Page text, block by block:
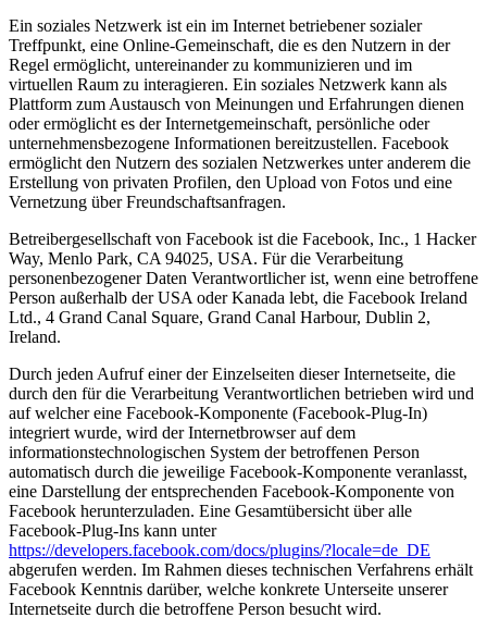
Ein soziales Netzwerk ist ein im Internet betriebener sozialer
Treffpunkt, eine Online-Gemeinschaft, die es den Nutzern in der
Regel ermöglicht, untereinander zu kommunizieren und im
virtuellen Raum zu interagieren. Ein soziales Netzwerk kann als
Plattform zum Austausch von Meinungen und Erfahrungen dienen
oder ermöglicht es der Internetgemeinschaft, persönliche oder
unternehmensbezogene Informationen bereitzustellen. Facebook
ermöglicht den Nutzern des sozialen Netzwerkes unter anderem die
Erstellung von privaten Profilen, den Upload von Fotos und eine
Vernetzung über Freundschaftsanfragen.
Betreibergesellschaft von Facebook ist die Facebook, Inc., 1 Hacker
Way, Menlo Park, CA 94025, USA. Für die Verarbeitung
personenbezogener Daten Verantwortlicher ist, wenn eine betroffene
Person außerhalb der USA oder Kanada lebt, die Facebook Ireland
Ltd., 4 Grand Canal Square, Grand Canal Harbour, Dublin 2,
Ireland.
Durch jeden Aufruf einer der Einzelseiten dieser Internetseite, die
durch den für die Verarbeitung Verantwortlichen betrieben wird und
auf welcher eine Facebook-Komponente (Facebook-Plug-In)
integriert wurde, wird der Internetbrowser auf dem
informationstechnologischen System der betroffenen Person
automatisch durch die jeweilige Facebook-Komponente veranlasst,
eine Darstellung der entsprechenden Facebook-Komponente von
Facebook herunterzuladen. Eine Gesamtübersicht über alle
Facebook-Plug-Ins kann unter
https://developers.facebook.com/docs/plugins/?locale=de_DE
abgerufen werden. Im Rahmen dieses technischen Verfahrens erhält
Facebook Kenntnis darüber, welche konkrete Unterseite unserer
Internetseite durch die betroffene Person besucht wird.